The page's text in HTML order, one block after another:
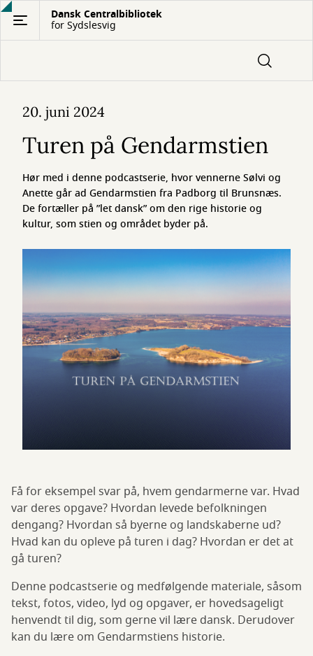
Gå
hovedindhold
Dansk Centralbibliotek
for Sydslesvig
Gendarmstien
20. juni 2024
Turen på Gendarmstien
Hør med i denne podcastserie, hvor vennerne Sølvi og
Anette går ad Gendarmstien fra Padborg til Brunsnæs.
De fortæller på ”let dansk” om den rige historie og
kultur, som stien og området byder på.
Få for eksempel svar på, hvem gendarmerne var. Hvad
var deres opgave? Hvordan levede befolkningen
dengang? Hvordan så byerne og landskaberne ud?
Hvad kan du opleve på turen i dag? Hvordan er det at
gå turen?
Denne podcastserie og medfølgende materiale, såsom
tekst, fotos, video, lyd og opgaver, er hovedsageligt
henvendt til dig, som gerne vil lære dansk. Derudover
kan du lære om Gendarmstiens historie.